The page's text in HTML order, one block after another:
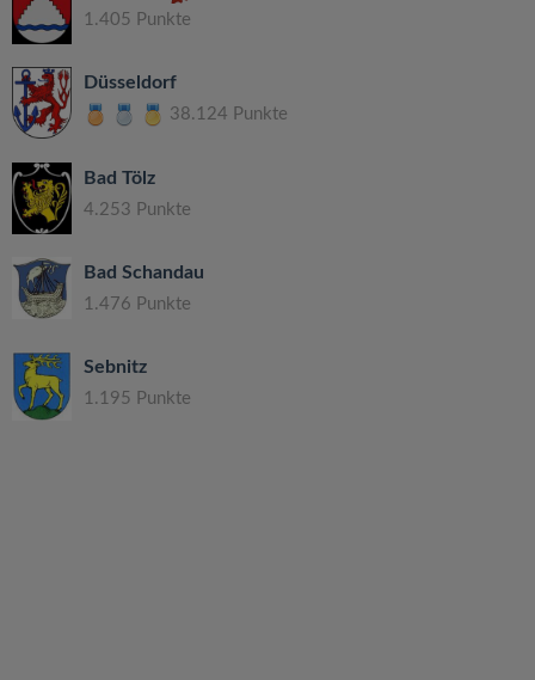
1.405 Punkte
Düsseldorf
38.124 Punkte
Bad Tölz
4.253 Punkte
Bad Schandau
1.476 Punkte
Sebnitz
1.195 Punkte